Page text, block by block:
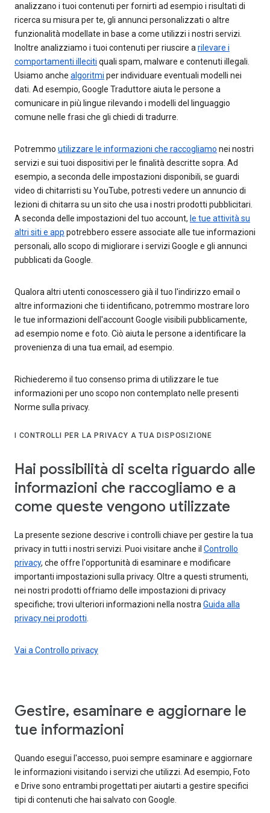
analizzano i tuoi contenuti per fornirti ad esempio i risultati di
ricerca su misura per te, gli annunci personalizzati o altre
funzionalità modellate in base a come utilizzi i nostri servizi.
Inoltre analizziamo i tuoi contenuti per riuscire a rilevare i
comportamenti illeciti quali spam, malware e contenuti illegali.
Usiamo anche algoritmi per individuare eventuali modelli nei
dati. Ad esempio, Google Traduttore aiuta le persone a
comunicare in più lingue rilevando i modelli del linguaggio
comune nelle frasi che gli chiedi di tradurre.
Potremmo utilizzare le informazioni che raccogliamo nei nostri
servizi e sui tuoi dispositivi per le finalità descritte sopra. Ad
esempio, a seconda delle impostazioni disponibili, se guardi
video di chitarristi su YouTube, potresti vedere un annuncio di
lezioni di chitarra su un sito che usa i nostri prodotti pubblicitari.
A seconda delle impostazioni del tuo account, le tue attività su
altri siti e app potrebbero essere associate alle tue informazioni
personali, allo scopo di migliorare i servizi Google e gli annunci
pubblicati da Google.
Qualora altri utenti conoscessero già il tuo l'indirizzo email o
altre informazioni che ti identificano, potremmo mostrare loro
le tue informazioni dell'account Google visibili pubblicamente,
ad esempio nome e foto. Ciò aiuta le persone a identificare la
provenienza di una tua email, ad esempio.
Richiederemo il tuo consenso prima di utilizzare le tue
informazioni per uno scopo non contemplato nelle presenti
Norme sulla privacy.
I CONTROLLI PER LA PRIVACY A TUA DISPOSIZIONE
Hai possibilità di scelta riguardo alle
informazioni che raccogliamo e a
come queste vengono utilizzate
La presente sezione descrive i controlli chiave per gestire la tua
privacy in tutti i nostri servizi. Puoi visitare anche il Controllo
privacy, che offre l'opportunità di esaminare e modificare
importanti impostazioni sulla privacy. Oltre a questi strumenti,
nei nostri prodotti offriamo delle impostazioni di privacy
specifiche; trovi ulteriori informazioni nella nostra Guida alla
privacy nei prodotti
Vai a Controllo privacy
Gestire, esaminare e aggiornare le
tue informazioni
Quando esegui l'accesso, puoi sempre esaminare e aggiornare
le informazioni visitando i servizi che utilizzi. Ad esempio, Foto
e Drive sono entrambi progettati per aiutarti a gestire specifici
tipi di contenuti che hai salvato con Google.